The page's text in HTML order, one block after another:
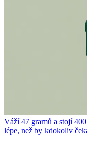
Váží 47 gramů a stojí
lépe, než by kdokoliv